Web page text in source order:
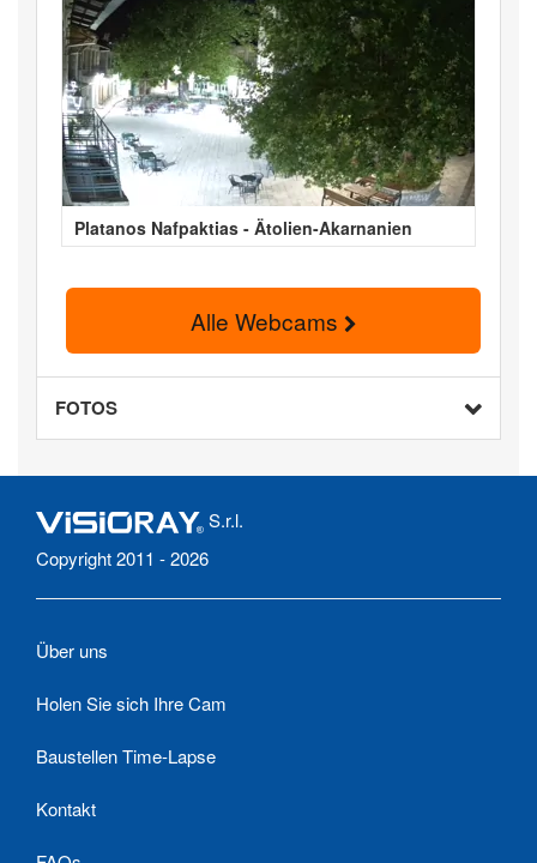
Platanos Nafpaktias - Ätolien-Akarnanien
Alle Webcams
FOTOS
S.r.l.
Copyright 2011 - 2026
Über uns
Holen Sie sich Ihre Cam
Baustellen Time-Lapse
Kontakt